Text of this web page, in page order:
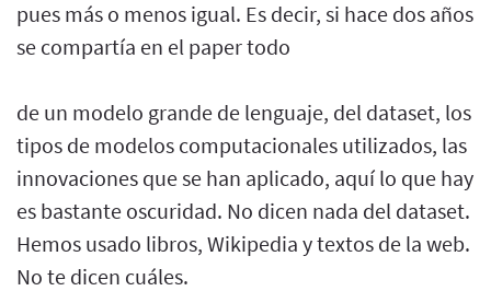
pues más o menos igual. Es decir, si hace dos años
se compartía en el paper todo
de un modelo grande de lenguaje, del dataset, los
tipos de modelos computacionales utilizados, las
innovaciones que se han aplicado, aquí lo que hay
es bastante oscuridad. No dicen nada del dataset.
Hemos usado libros, Wikipedia y textos de la web.
No te dicen cuáles.